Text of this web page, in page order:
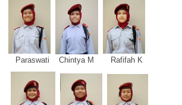
Paraswati Chintya M Rafifah K